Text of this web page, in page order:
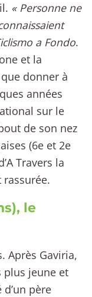
« Personne ne
a Fondo.
et la
donner à
années
sur le
de son nez
(6e et 2e
Travers la
rassurée.
le
Après Gaviria,
plus jeune et
père